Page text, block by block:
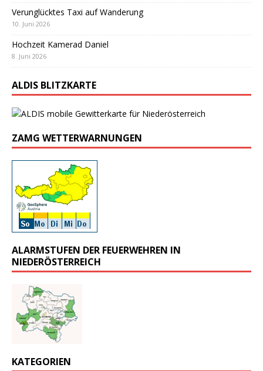
Verunglücktes Taxi auf Wanderung
10. Juni 2026
Hochzeit Kamerad Daniel
8. Juni 2026
ALDIS BLITZKARTE
ZAMG WETTERWARNUNGEN
ALARMSTUFEN DER FEUERWEHREN IN
NIEDERÖSTERREICH
KATEGORIEN